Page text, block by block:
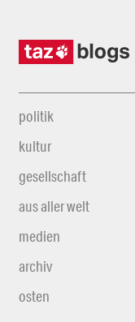
politik
kultur
gesellschaft
aus aller welt
medien
archiv
osten